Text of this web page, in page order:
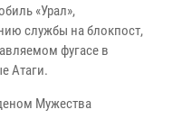
«Урал»,
службы на блокпост,
фугасе в
Атаги.
Мужества